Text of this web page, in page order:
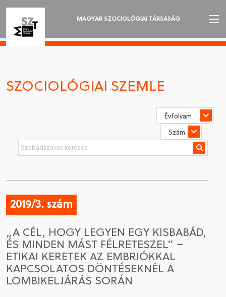
MAGYAR SZOCIOLÓGIAI TÁRSASÁG
SZOCIOLÓGIAI SZEMLE
CSATLAKOZÁS A TÁRSASÁGHOZ / MEGÚJÍTOM A
TAGSÁGOMAT
SZOCIOLÓGIAI SZEMLE
2019/3. szám
„A CÉL, HOGY LEGYEN EGY KISBABÁD,
ÉS MINDEN MÁST FÉLRETESZEL” –
ETIKAI KERETEK AZ EMBRIÓKKAL
KAPCSOLATOS DÖNTÉSEKNÉL A
LOMBIKELJÁRÁS SORÁN